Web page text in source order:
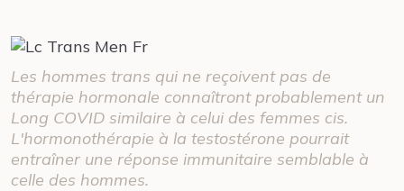
Les hommes trans qui ne reçoivent pas de
thérapie hormonale connaîtront probablement un
Long COVID similaire à celui des femmes cis.
L'hormonothérapie à la testostérone pourrait
entraîner une réponse immunitaire semblable à
celle des hommes.